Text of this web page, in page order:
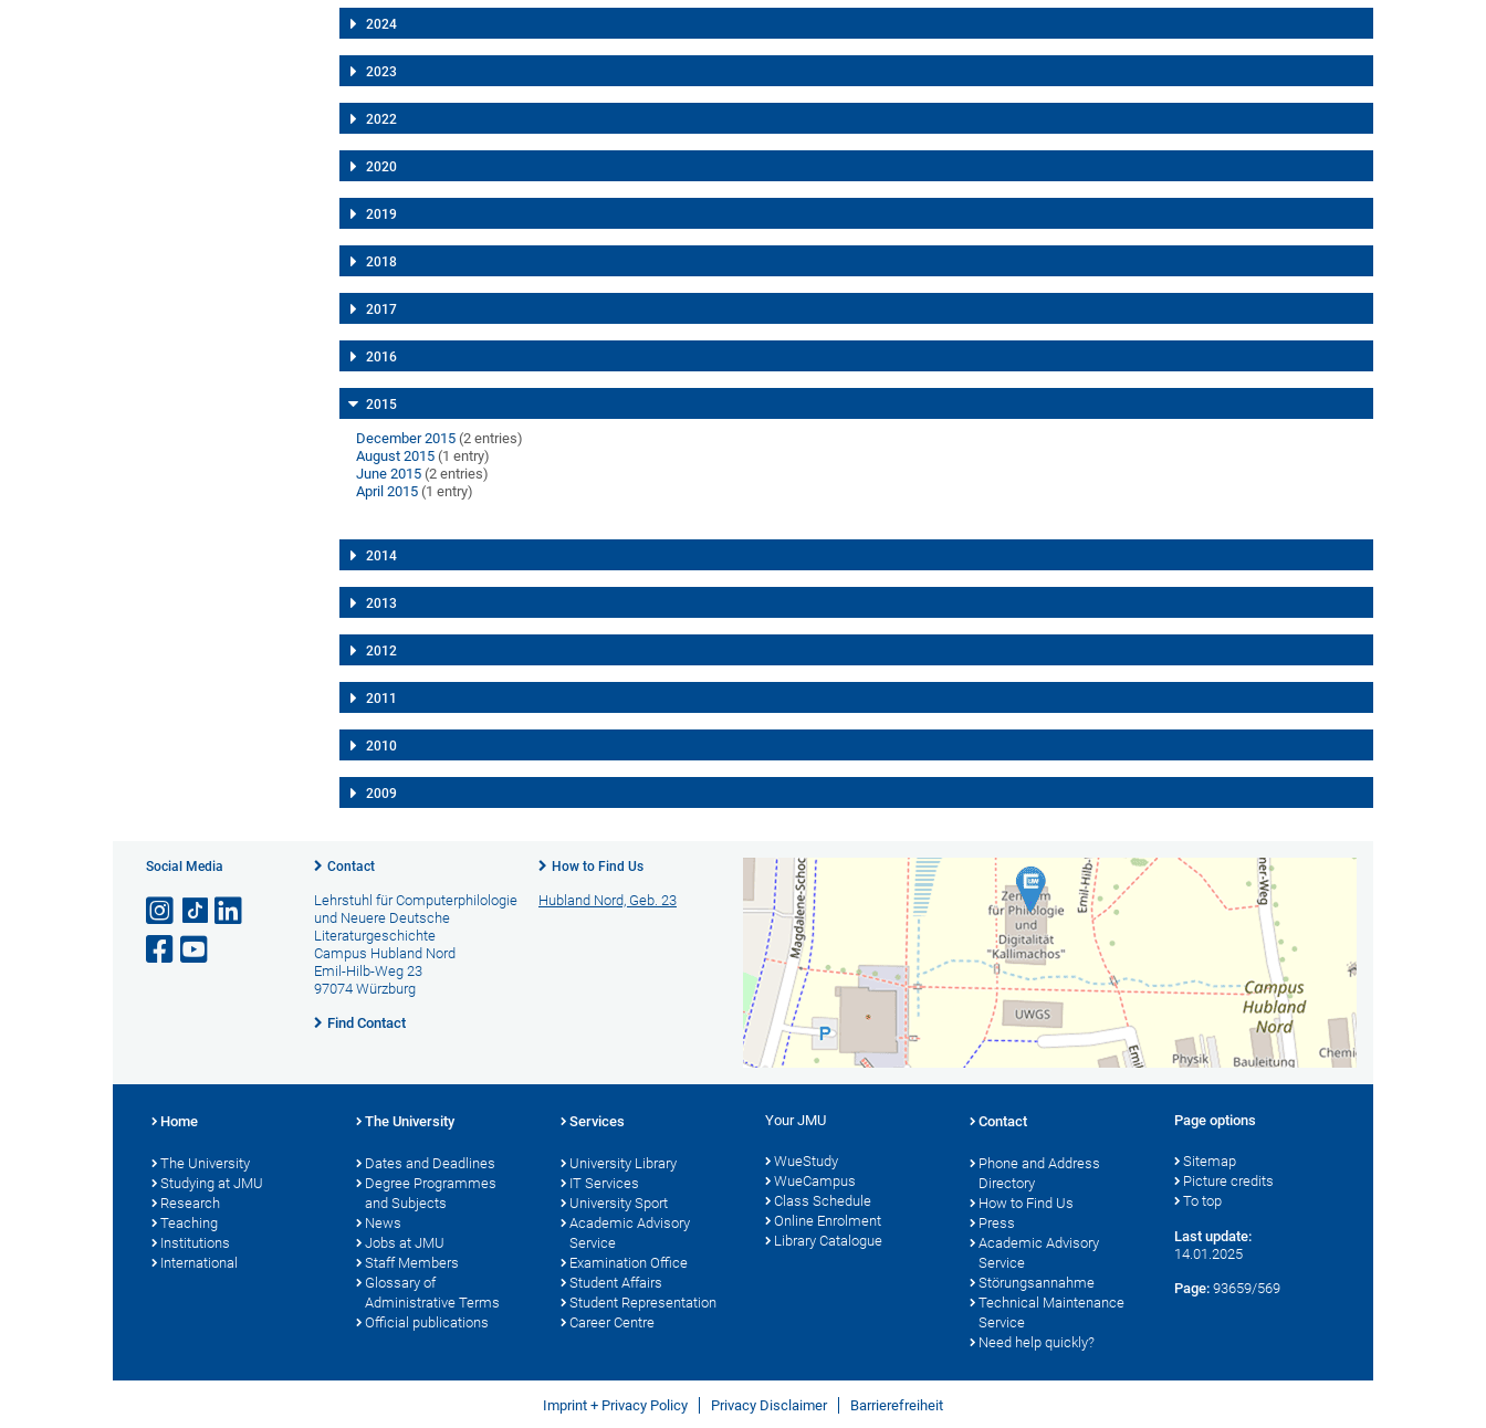
2024
2023
2022
2020
2019
2018
2017
2016
2015
December 2015 (2 entries)
August 2015 (1 entry)
June 2015 (2 entries)
April 2015 (1 entry)
2014
2013
2012
2011
2010
2009
Social Media Contact
Lehrstuhl für Computerphilologie
und Neuere Deutsche
Literaturgeschichte
Campus Hubland Nord
Emil-Hilb-Weg 23
97074 Würzburg
Find Contact
How to Find Us
Hubland Nord, Geb. 23
Home
The University
Studying at JMU
Research
Teaching
Institutions
International
The University
Dates and Deadlines
Degree Programmes
and Subjects
News
Jobs at JMU
Staff Members
Glossary of
Administrative Terms
Official publications
Services
University Library
IT Services
University Sport
Academic Advisory
Service
Examination Office
Student Affairs
Student Representation
Career Centre
Your JMU
WueStudy
WueCampus
Class Schedule
Online Enrolment
Library Catalogue
Contact
Phone and Address
Directory
How to Find Us
Press
Academic Advisory
Service
Störungsannahme
Technical Maintenance
Service
Need help quickly?
Page options
Sitemap
Picture credits
To top
Last update:
14.01.2025
Page: 93659/569
Imprint + Privacy Policy Privacy Disclaimer Barrierefreiheit